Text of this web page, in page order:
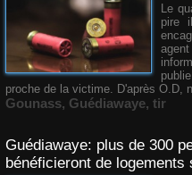
Le
pire
proche de la victime. D'après O.D,
Gounass, Guédiawaye, tir
Guédiawaye: plus de 300
bénéficieront de logements